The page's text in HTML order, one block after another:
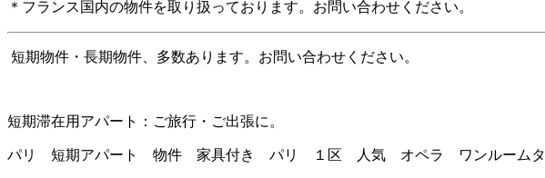
＊フランス国内の物件を取り扱っております。お問い合わせください。
短期物件・長期物件、多数あります。お問い合わせください。
短期滞在用アパート：ご旅行・ご出張に。
パリ 短期アパート 物件 家具付き パリ １区 人気 オペラ ワンルームタイ